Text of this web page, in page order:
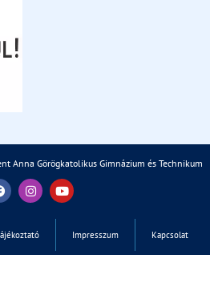
Anna Görögkatolikus Gimnázium és Technikum
Impresszum Kapcsolat